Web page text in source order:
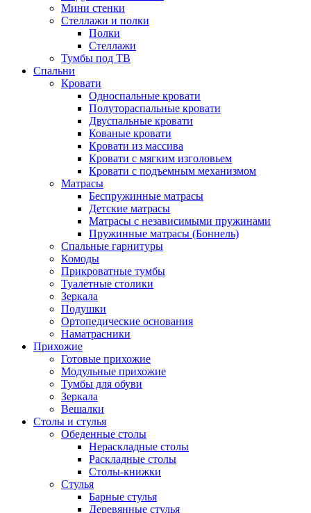
Мини стенки
Стеллажи и полки
Полки
Стеллажи
Тумбы под ТВ
Спальни
Кровати
Односпальные кровати
Полутораспальные кровати
Двуспальные кровати
Кованые кровати
Кровати из массива
Кровати с мягким изголовьем
Кровати с подъемным механизмом
Матрасы
Беспружинные матрасы
Детские матрасы
Матрасы с независимыми пружинами
Пружинные матрасы (Боннель)
Спальные гарнитуры
Комоды
Прикроватные тумбы
Туалетные столики
Зеркала
Подушки
Ортопедические основания
Наматрасники
Прихожие
Готовые прихожие
Модульные прихожие
Тумбы для обуви
Зеркала
Вешалки
Столы и стулья
Обеденные столы
Нераскладные столы
Раскладные столы
Столы-книжки
Стулья
Барные стулья
Деревянные стулья